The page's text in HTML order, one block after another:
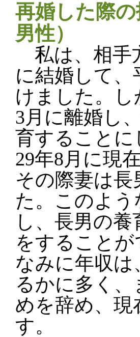
再婚した際
男性）
私は、相手
に結婚して、
けました。し
3月に離婚し
育すること
29年8月に現
その際妻は
た。このよ
し、長男の
をすること
なみに年収
るかに多く
めを辞め、現
す。